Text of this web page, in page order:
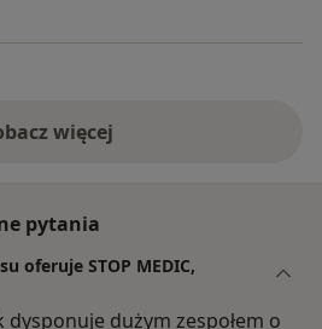
więcej
pytania
oferuje STOP MEDIC,
dysponuje dużym zespołem o